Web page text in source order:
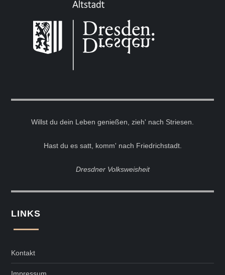
Willst du dein Leben genießen, zieh' nach Striesen.
Hast du es satt, komm' nach Friedrichstadt.
Dresdner Volksweisheit
LINKS
Kontakt
Impressum